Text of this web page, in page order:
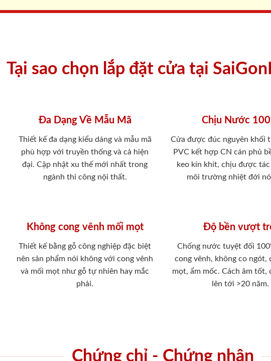
Tại sao chọn lắp đặt cửa tại
Đa Dạng Về Mẫu Mã
Thiết kế đa dạng kiểu dáng và mẫu mã
phù hợp với truyền thống và cả hiện
đại. Cập nhật xu thế mới nhất trong
ngành thi công nội thất.
Chịu Nước
Cửa được đúc nguyên khối
PVC kết hợp CN cán phủ
keo kín khít, chịu được tác
môi trường nhiệt đới
Không cong vênh mối mọt
Thiết kế bằng gỗ công nghiệp đặc biệt
nên sản phẩm nói không với cong vênh
và mối mọt như gỗ tự nhiên hay mắc
phải.
Độ bền vượt
Chống nước tuyệt đối
cong vênh, không co ngót,
mọt, ẩm mốc. Cách âm tốt,
lên tới >20 năm.
Chứng chỉ - Chứng nhận